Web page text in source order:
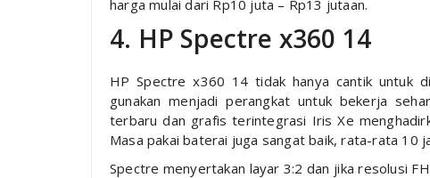
harga mulai dari Rp10 juta – Rp13 jutaan.
4. HP Spectre x360 14
HP Spectre x360 14 tidak hanya cantik untuk
gunakan menjadi perangkat untuk bekerja
terbaru dan grafis terintegrasi Iris Xe
Masa pakai baterai juga sangat baik, rata-rata 10
Spectre menyertakan layar 3:2 dan jika resolusi